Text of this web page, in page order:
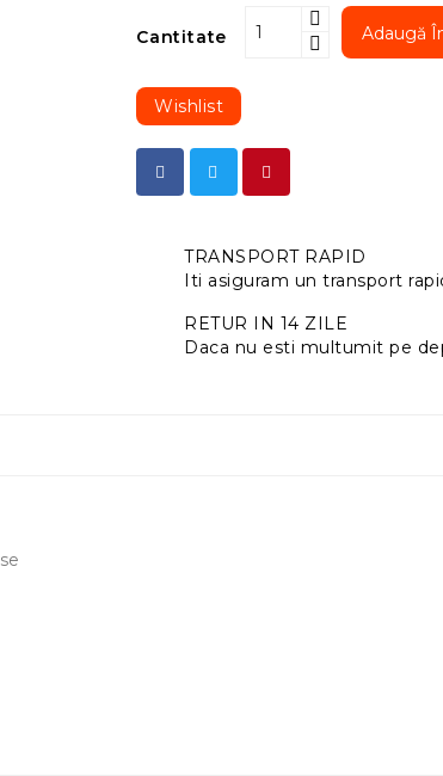
Cantitate Adaugă
Wishlist
TRANSPORT RAPID
Iti asiguram un transport
RETUR IN 14 ZILE
Daca nu esti multumit pe